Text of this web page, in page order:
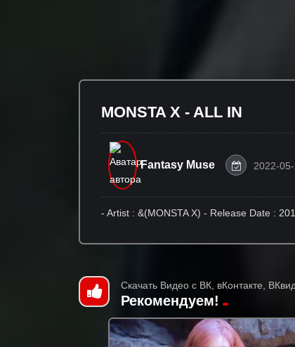
MONSTA X - ALL IN
Fantasy Muse 2022-
- Artist : &(MONSTA X) - Release Date :
Скачать Видео с ВК, вКонтакте,
Рекомендуем!